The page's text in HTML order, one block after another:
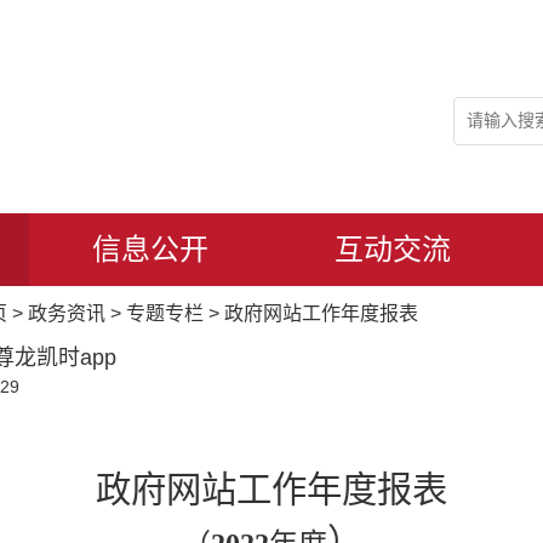
信息公开 互动交流
> 政务资讯 > 专题专栏 > 政府网站工作年度报表
龙凯时app
政府网站工作年度报表